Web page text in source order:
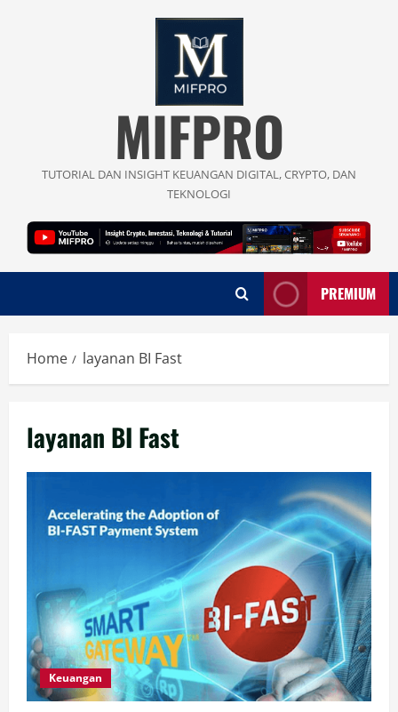
MIFPRO
TUTORIAL DAN INSIGHT KEUANGAN DIGITAL, CRYPTO, DAN
TEKNOLOGI
PREMIUM
Home layanan BI Fast
layanan BI Fast
Keuangan